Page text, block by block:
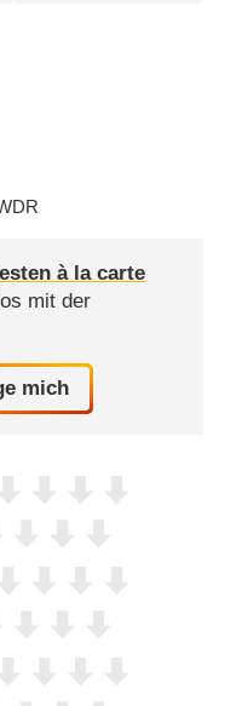
à la carte
mit der
mich